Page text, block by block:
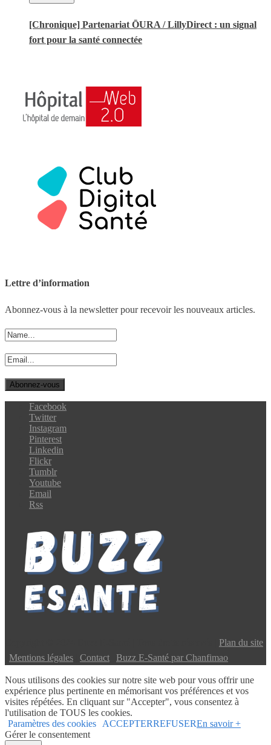
[Chronique] Partenariat ŌURA / LillyDirect : un signal
fort pour la santé connectée
Lettre d’information
Abonnez-vous à la newsletter pour recevoir les nouveaux articles.
Facebook
Twitter
Instagram
Pinterest
Linkedin
Flickr
Tumblr
Youtube
Email
Rss
Plan du site
Mentions légales Contact Buzz E-Santé par Chanfimao
Nous utilisons des cookies sur notre site web pour vous offrir une
expérience plus pertinente en mémorisant vos préférences et vos
visites répétées. En cliquant sur "Accepter", vous consentez à
l'utilisation de TOUS les cookies.
Paramètres des cookies
ACCEPTERREFUSEREn savoir +
Gérer le consentement